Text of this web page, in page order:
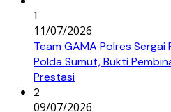
1
11/07/2026
Team GAMA Polres Sergai
Polda Sumut, Bukti
Prestasi
2
09/07/2026